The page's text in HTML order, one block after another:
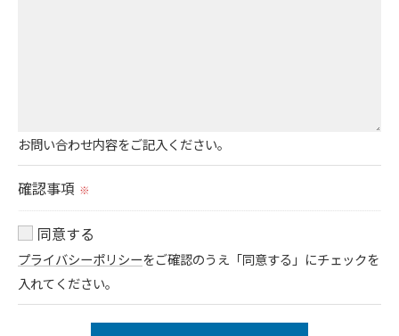
用停止の手続を定めさせて頂いております。
ご本人である事を確認のうえ、対応させて頂きま
す。
個人情報の開示･訂正･削除・利用停止の具体的手続
きにつきましては、お電話でお問合せ下さい。
お問い合わせ内容をご記入ください。
確認事項 ※
同意する
プライバシーポリシーをご確認のうえ「同意する」にチェックを
入れてください。